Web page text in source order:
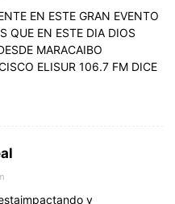
EN ESTE GRAN EVENTO
QUE EN ESTE DIA DIOS
MARACAIBO
ELISUR 106.7 FM DICE
y